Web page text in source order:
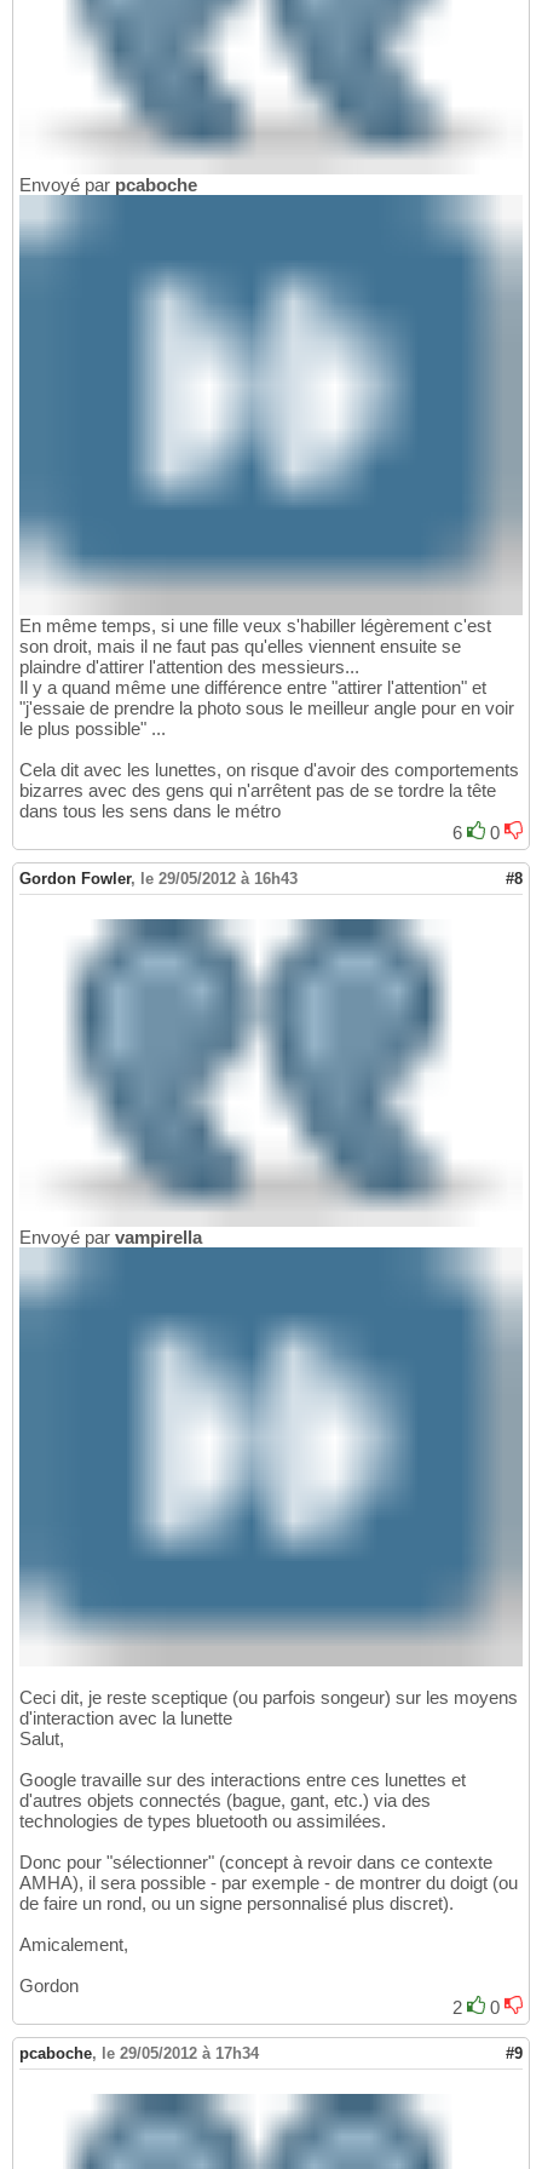
Envoyé par pcaboche
En même temps, si une fille veux s'habiller légèrement c'est
son droit, mais il ne faut pas qu'elles viennent ensuite se
plaindre d'attirer l'attention des messieurs...
Il y a quand même une différence entre "attirer l'attention" et
"j'essaie de prendre la photo sous le meilleur angle pour en voir
le plus possible" ...
Cela dit avec les lunettes, on risque d'avoir des comportements
bizarres avec des gens qui n'arrêtent pas de se tordre la tête
dans tous les sens dans le métro
6
0
Gordon Fowler, le 29/05/2012 à 16h43 #8
Envoyé par vampirella
Ceci dit, je reste sceptique (ou parfois songeur) sur les moyens
d'interaction avec la lunette
Salut,
Google travaille sur des interactions entre ces lunettes et
d'autres objets connectés (bague, gant, etc.) via des
technologies de types bluetooth ou assimilées.
Donc pour "sélectionner" (concept à revoir dans ce contexte
AMHA), il sera possible - par exemple - de montrer du doigt (ou
de faire un rond, ou un signe personnalisé plus discret).
Amicalement,
Gordon
2
0
pcaboche, le 29/05/2012 à 17h34 #9